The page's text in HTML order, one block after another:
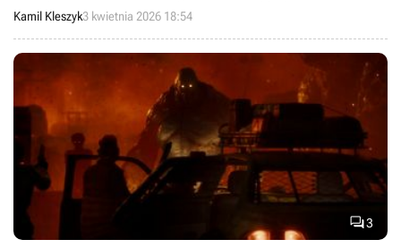
przyspieszenie prac nad wyczekiwaną grą.
Kamil Kleszyk3 kwietnia 2026 18:54
3